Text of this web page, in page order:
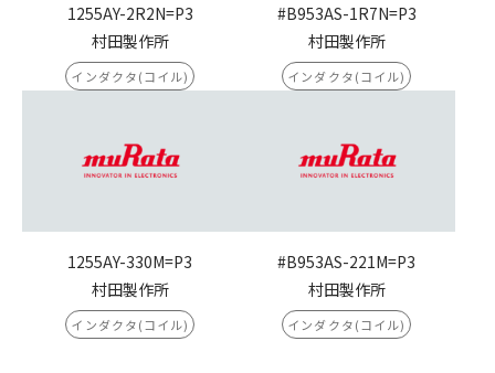
1255AY-2R2N=P3
村田製作所
インダクタ(コイル)
#B953AS-1R7N=P3
村田製作所
インダクタ(コイル)
1255AY-330M=P3
村田製作所
インダクタ(コイル)
#B953AS-221M=P3
村田製作所
インダクタ(コイル)